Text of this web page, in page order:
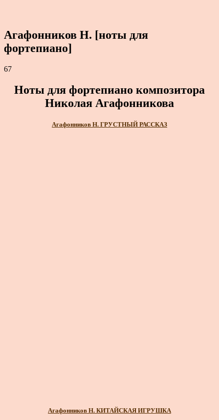
Агафонников Н. [ноты для
фортепиано]
67
Ноты для фортепиано композитора
Николая Агафонникова
Агафонников Н. ГРУСТНЫЙ РАССКАЗ
Агафонников Н. КИТАЙСКАЯ ИГРУШКА